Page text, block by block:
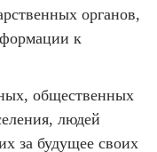
органов,
к
общественных
людей
за будущее своих